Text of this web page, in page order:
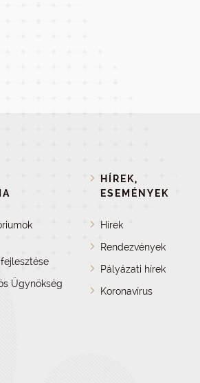
Ügynökség
HÍREK,
ESEMÉNYEK
Hírek
Rendezvények
Pályázati hírek
Koronavírus